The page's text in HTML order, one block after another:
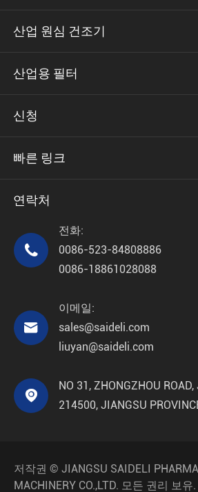
산업 원심 건조기
산업용 필터
신청
빠른 링크
연락처

전화:
0086-523-84808886
0086-18861028088

이메일:
sales@saideli.com
liuyan@saideli.com

NO 31, ZHONGZHOU
214500, JIANGSU
저작권 © JIANGSU SAIDELI
MACHINERY CO.,LTD. 모든 권리 보유.